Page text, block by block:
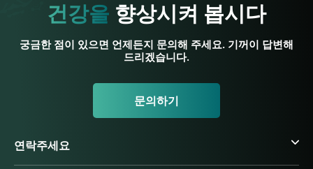
건강을 향상시켜 봅시다
궁금한 점이 있으면 언제든지 문의해 주세요. 기꺼이 답변해
드리겠습니다.
문의하기
연락주세요